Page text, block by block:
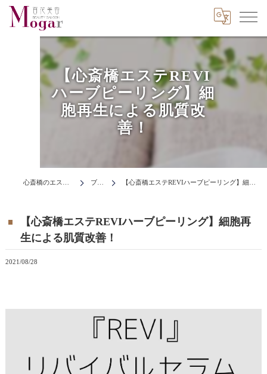
【心斎橋エステREVI
ハーブピーリング】細
胞再生による肌質改
善！
ブログ 【心斎橋エステREVIハーブピーリング】細胞再生による肌質改善！
【心斎橋エステREVIハーブピーリング】細胞再
生による肌質改善！
2021/08/28